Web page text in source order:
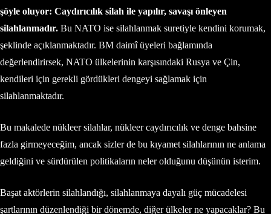
şöyle oluyor: Caydırıcılık silah ile yapılır, savaşı önleyen
silahlanmadır. Bu NATO ise silahlanmak suretiyle kendini korumak,
şeklinde açıklanmaktadır. BM daimî üyeleri bağlamında
değerlendirirsek, NATO ülkelerinin karşısındaki Rusya ve Çin,
kendileri için gerekli gördükleri dengeyi sağlamak için
silahlanmaktadır.
Bu makalede nükleer silahlar, nükleer caydırıcılık ve denge bahsine
fazla girmeyeceğim, ancak sizler de bu kıyamet silahlarının ne anlama
geldiğini ve sürdürülen politikaların neler olduğunu düşünün isterim.
Başat aktörlerin silahlandığı, silahlanmaya dayalı güç mücadelesi
şartlarının düzenlendiği bir dönemde, diğer ülkeler ne yapacaklar? Bu